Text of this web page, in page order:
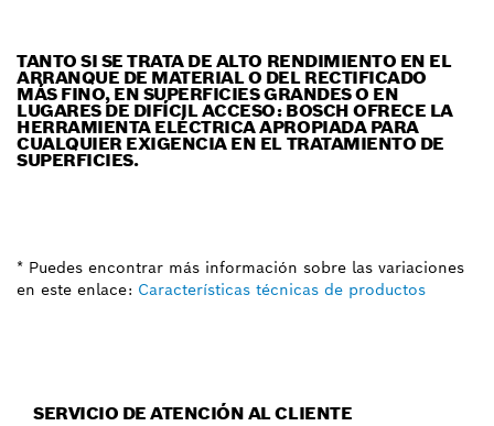
TANTO SI SE TRATA DE ALTO RENDIMIENTO EN EL
ARRANQUE DE MATERIAL O DEL RECTIFICADO
MÁS FINO, EN SUPERFICIES GRANDES O EN
LUGARES DE DIFÍCIL ACCESO: BOSCH OFRECE LA
HERRAMIENTA ELÉCTRICA APROPIADA PARA
CUALQUIER EXIGENCIA EN EL TRATAMIENTO DE
SUPERFICIES.
* Puedes encontrar más información sobre las variaciones
en este enlace: Características técnicas de productos
SERVICIO DE ATENCIÓN AL CLIENTE